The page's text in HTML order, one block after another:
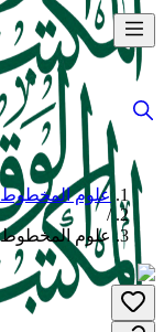
علوم المخطوط
/
علوم المخطوط -